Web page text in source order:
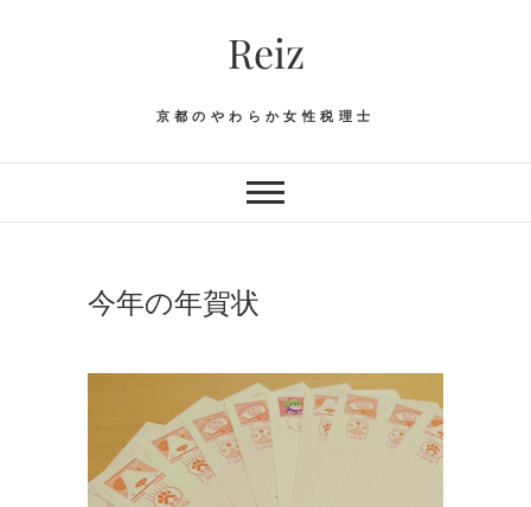
Reiz
京都のやわらか女性税理士
今年の年賀状